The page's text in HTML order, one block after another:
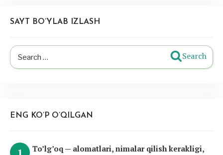
SAYT BO’YLAB IZLASH
Search
for:
Search
ENG KO’P O’QILGAN
To’lg’oq — alomatlari, nimalar qilish kerakligi,